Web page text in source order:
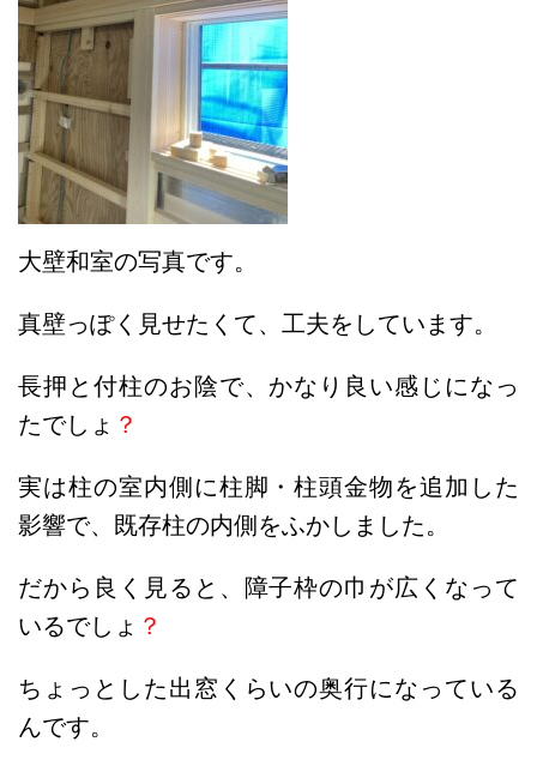
大壁和室の写真です。
真壁っぽく見せたくて、工夫をしています。
長押と付柱のお陰で、かなり良い感じになっ
たでしょ ？
実は柱の室内側に柱脚・柱頭金物を追加した
影響で、既存柱の内側をふかしました。
だから良く見ると、障子枠の巾が広くなって
いるでしょ ？
ちょっとした出窓くらいの奥行になっている
んです。